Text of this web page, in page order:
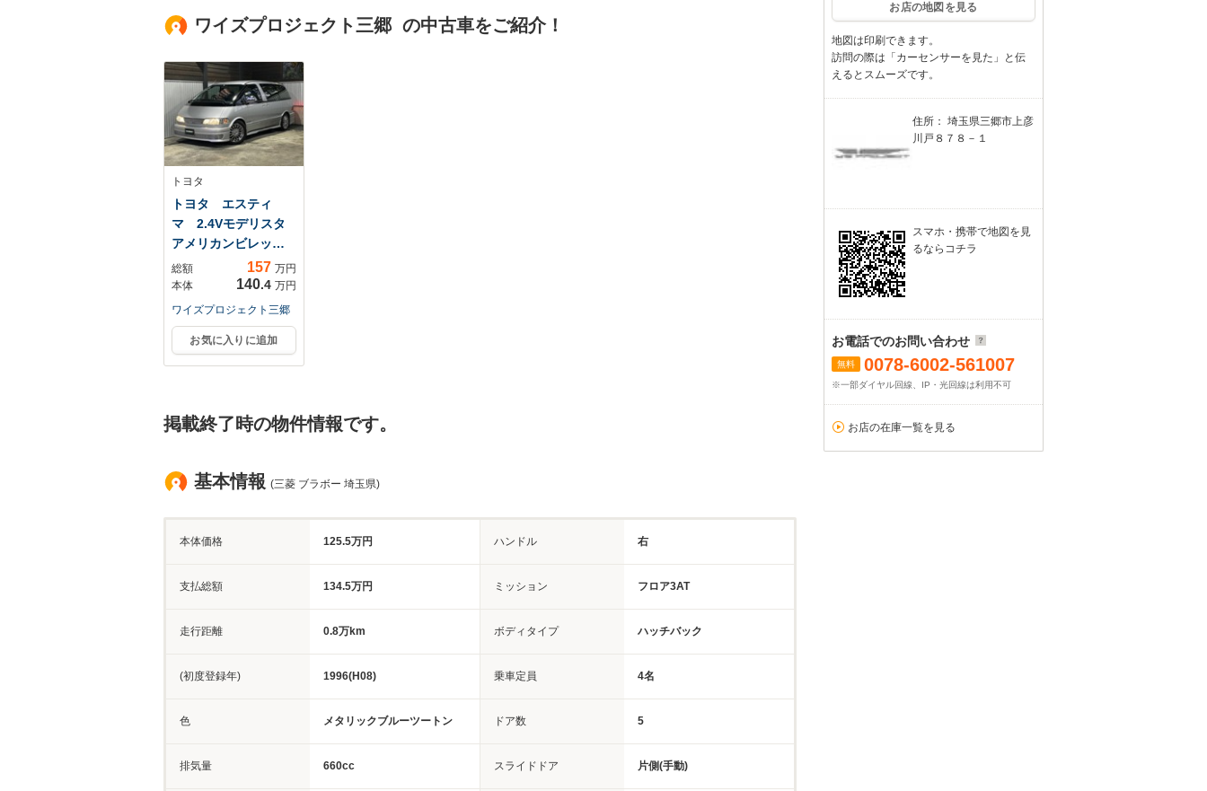
ワイズプロジェクト三郷 の中古車をご紹介！
トヨタ
トヨタ エスティ
マ 2.4Vモデリスタ
アメリカンビレット
Ver.
総額 157 万円
本体
140.4 万円
ワイズプロジェクト三郷
お気に入りに追加
掲載終了時の物件情報です。
基本情報 (三菱 ブラボー 埼玉県)
本体価格 125.5万円 ハンドル 右
支払総額 134.5万円 ミッション フロア3AT
走行距離 0.8万km ボディタイプ ハッチバック
(初度登録年) 1996(H08) 乗車定員 4名
色 メタリックブルーツートン ドア数 5
排気量 660cc スライドドア 片側(手動)
お店の地図を見る
地図は印刷できます。
訪問の際は「カーセンサーを見た」と伝
えるとスムーズです。
住所： 埼玉県三郷市上彦
川戸８７８－１
スマホ・携帯で地図を見
るならコチラ
お電話でのお問い合わせ
無料 0078-6002-561007
※一部ダイヤル回線、IP・光回線は利用不可
お店の在庫一覧を見る